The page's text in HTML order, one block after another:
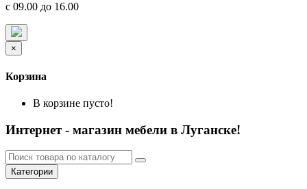
с 09.00 до 16.00
×
Корзина
В корзине пусто!
Интернет - магазин мебели в Луганске!
Категории